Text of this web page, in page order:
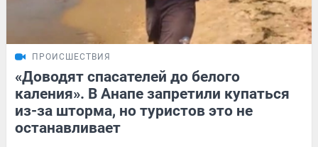
ПРОИСШЕСТВИЯ
«Доводят спасателей до белого
каления». В Анапе запретили купаться
из-за шторма, но туристов это не
останавливает